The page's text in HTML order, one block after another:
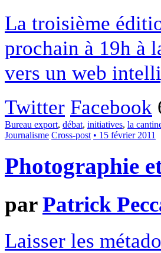
La troisième
prochain à 19h à
vers un web
Twitter Facebook
Bureau export, débat, initiatives, la
Journalisme Cross-post • 15 février 2011
Photographie
parPatrick
Laisser les